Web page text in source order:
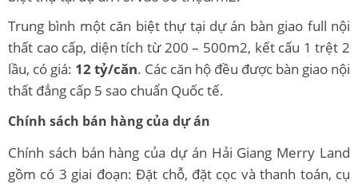
Trung bình một căn biệt thự tại dự án bàn giao full nội
thất cao cấp, diện tích từ 200 – 500m2, kết cấu 1 trệt 2
lầu, có giá: 12 tỷ/căn. Các căn hộ đều được bàn giao nội
thất đẳng cấp 5 sao chuẩn Quốc tế.
Chính sách bán hàng của dự án
Chính sách bán hàng của dự án Hải Giang Merry Land
gồm có 3 giai đoạn: Đặt chỗ, đặt cọc và thanh toán, cụ